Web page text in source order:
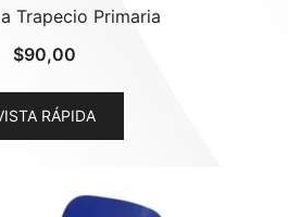
Trapecio Primaria
$90,00
RÁPIDA